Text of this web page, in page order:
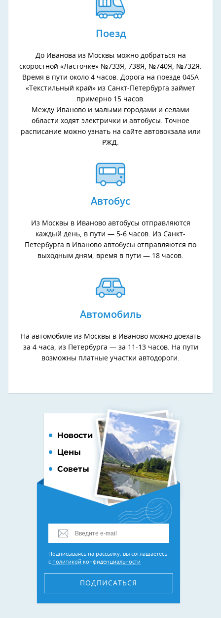
Поезд
До Иванова из Москвы можно добраться на
скоростной «Ласточке» №733Я, 738Я, №740Я, №732Я.
Время в пути около 4 часов. Дорога на поезде 045А
«Текстильный край» из Санкт-Петербурга займет
примерно 15 часов.
Между Иваново и малыми городами и селами
области ходят электрички и автобусы. Точное
расписание можно узнать на сайте автовокзала или
РЖД.
Автобус
Из Москвы в Иваново автобусы отправляются
каждый день, в пути — 5-6 часов. Из Санкт-
Петербурга в Иваново автобусы отправляются по
выходным дням, время в пути — 18 часов.
Автомобиль
На автомобиле из Москвы в Иваново можно доехать
за 4 часа, из Петербурга — за 11-13 часов. На пути
возможны платные участки автодороги.
Новости
Цены
Советы
Подписываясь на рассылку, вы соглашаетесь
с политикой конфиденциальности
ПОДПИСАТЬСЯ